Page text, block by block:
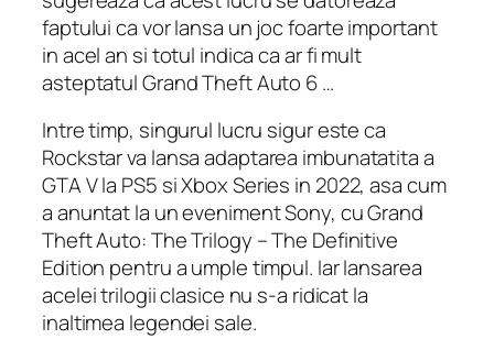
faptului ca vor lansa un joc foarte important
in acel an si totul indica ca ar fi mult
asteptatul Grand Theft Auto 6 …
Intre timp, singurul lucru sigur este ca
Rockstar va lansa adaptarea imbunatatita a
GTA V la PS5 si Xbox Series in 2022, asa cum
a anuntat la un eveniment Sony, cu Grand
Theft Auto: The Trilogy – The Definitive
Edition pentru a umple timpul. Iar lansarea
acelei trilogii clasice nu s-a ridicat la
inaltimea legendei sale.